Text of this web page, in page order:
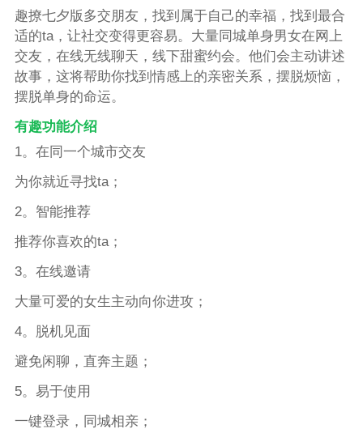
趣撩七夕版多交朋友，找到属于自己的幸福，找到最合
适的ta，让社交变得更容易。大量同城单身男女在网上
交友，在线无线聊天，线下甜蜜约会。他们会主动讲述
故事，这将帮助你找到情感上的亲密关系，摆脱烦恼，
摆脱单身的命运。
有趣功能介绍
1。在同一个城市交友
为你就近寻找ta；
2。智能推荐
推荐你喜欢的ta；
3。在线邀请
大量可爱的女生主动向你进攻；
4。脱机见面
避免闲聊，直奔主题；
5。易于使用
一键登录，同城相亲；